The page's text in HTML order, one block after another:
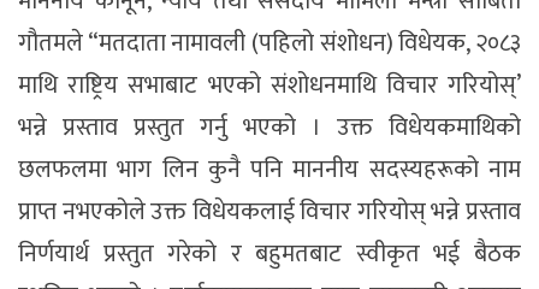
गौतमले “मतदाता नामावली (पहिलो संशोधन) विधेयक, २०८३
माथि राष्ट्रिय सभाबाट भएको संशोधनमाथि विचार गरियोस्’
भन्ने प्रस्ताव प्रस्तुत गर्नु भएको । उक्त विधेयकमाथिको
छलफलमा भाग लिन कुनै पनि माननीय सदस्यहरूको नाम
प्राप्त नभएकोले उक्त विधेयकलाई विचार गरियोस् भन्ने प्रस्ताव
निर्णयार्थ प्रस्तुत गरेको र बहुमतबाट स्वीकृत भई बैठक